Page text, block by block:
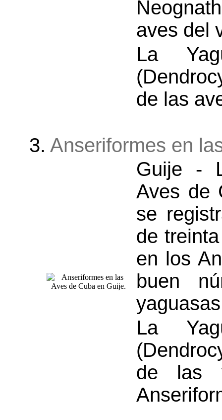
aves del
La
de las
3. Anseriformes en
Guije -
Aves de
se
de
en los
buen
La
de las